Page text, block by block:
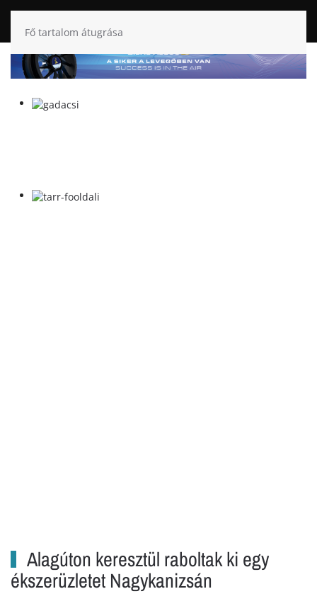
Fő tartalom átugrása
Alagúton keresztül raboltak ki egy
ékszerüzletet Nagykanizsán